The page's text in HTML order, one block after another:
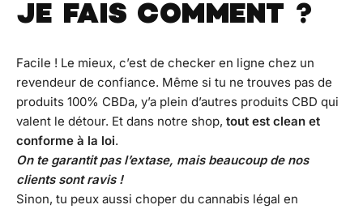
JE FAIS COMMENT ?
Facile ! Le mieux, c’est de checker en ligne chez un
revendeur de confiance. Même si tu ne trouves pas de
produits 100% CBDa, y’a plein d’autres produits CBD qui
valent le détour. Et dans notre shop, tout est clean et
conforme à la loi.
On te garantit pas l’extase, mais beaucoup de nos
clients sont ravis !
Sinon, tu peux aussi choper du cannabis légal en